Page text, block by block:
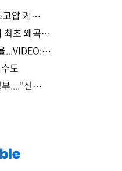
고압 케⋯
최초 왜곡⋯
...VIDEO:⋯
도
부...."신⋯